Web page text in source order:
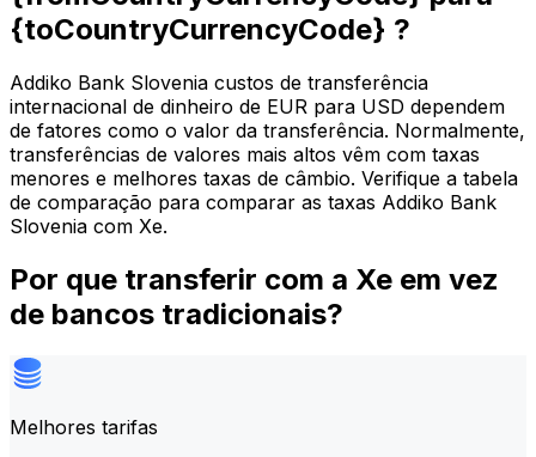
{toCountryCurrencyCode} ?
Addiko Bank Slovenia custos de transferência
internacional de dinheiro de EUR para USD dependem
de fatores como o valor da transferência. Normalmente,
transferências de valores mais altos vêm com taxas
menores e melhores taxas de câmbio. Verifique a tabela
de comparação para comparar as taxas Addiko Bank
Slovenia com Xe.
Por que transferir com a Xe em vez
de bancos tradicionais?
Melhores tarifas